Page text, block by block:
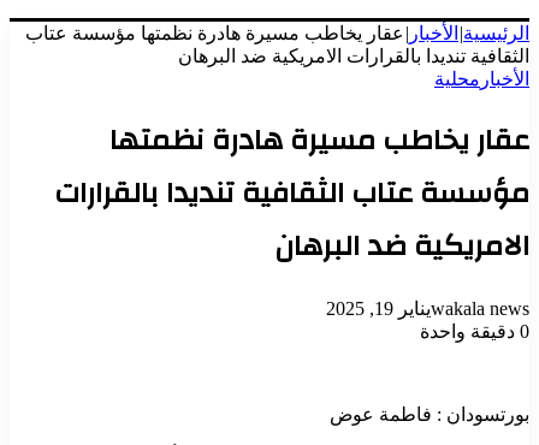
الرئيسية| الأخبار | عقار يخاطب مسيرة هادرة نظمتها مؤسسة عتاب
الثقافية تنديدا بالقرارات الامريكية ضد البرهان
الأخبار محلية
عقار يخاطب مسيرة هادرة نظمتها
مؤسسة عتاب الثقافية تنديدا بالقرارات
الامريكية ضد البرهان
wakala newsيناير 19, 2025
0 دقيقة واحدة
بورتسودان : فاطمة عوض